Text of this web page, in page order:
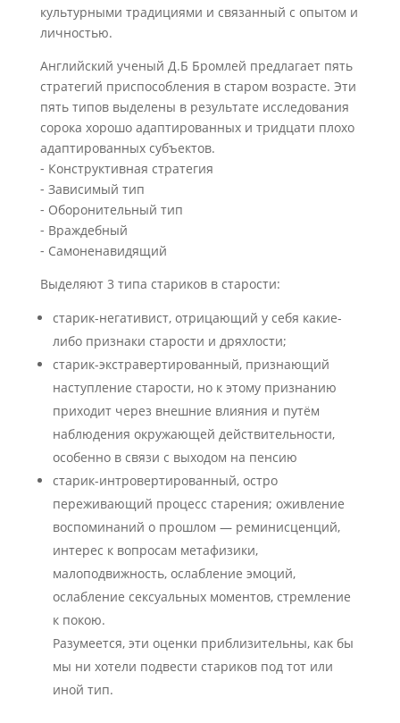
культурными традициями и связанный с опытом и
личностью.
Английский ученый Д.Б Бромлей предлагает пять
стратегий приспособления в старом возрасте. Эти
пять типов выделены в результате исследования
сорока хорошо адаптированных и тридцати плохо
адаптированных субъектов.
⁃ Конструктивная стратегия
⁃ Зависимый тип
⁃ Оборонительный тип
⁃ Враждебный
⁃ Самоненавидящий
Выделяют 3 типа стариков в старости:
старик-негативист, отрицающий у себя какие-
либо признаки старости и дряхлости;
старик-экстравертированный, признающий
наступление старости, но к этому признанию
приходит через внешние влияния и путём
наблюдения окружающей действительности,
особенно в связи с выходом на пенсию
старик-интровертированный, остро
переживающий процесс старения; оживление
воспоминаний о прошлом — реминисценций,
интерес к вопросам метафизики,
малоподвижность, ослабление эмоций,
ослабление сексуальных моментов, стремление
к покою.
Разумеется, эти оценки приблизительны, как бы
мы ни хотели подвести стариков под тот или
иной тип.